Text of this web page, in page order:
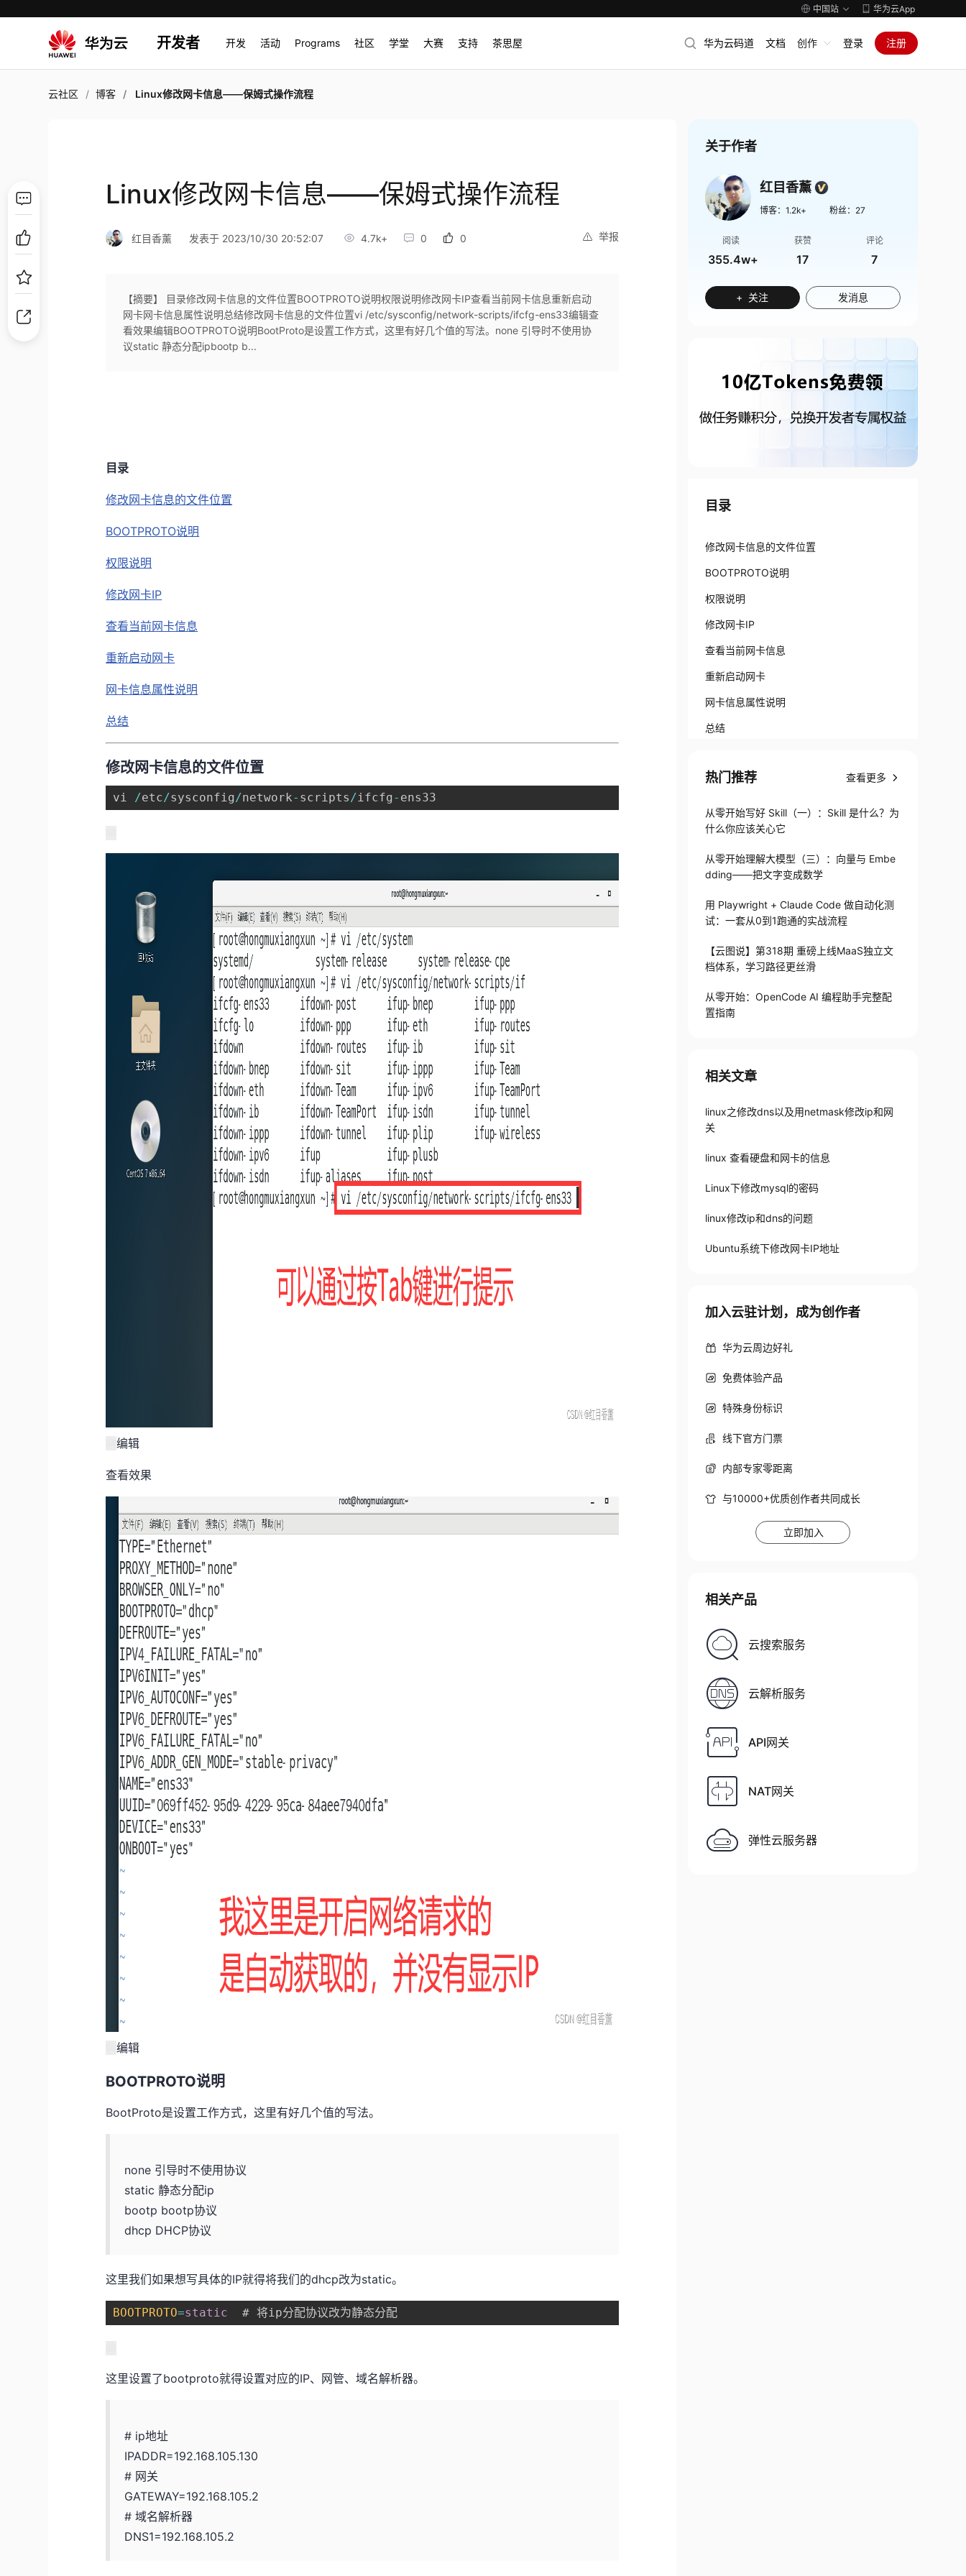
中国站 华为云App
开发者 开发 活动 Programs 社区 学堂 大赛 支持 茶思屋 华为云码道 文档 创作 登录 注册
云社区 博客 Linux修改网卡信息——保姆式操作流程
Linux修改网卡信息——保姆式操作流程
举报
红目香薰 发表于 2023/10/30 20:52:07 4.7k+ 0 0
【摘要】 ​目录修改网卡信息的文件位置BOOTPROTO说明权限说明修改网卡IP查看当前网卡信息重新启动
网卡网卡信息属性说明总结修改网卡信息的文件位置vi /etc/sysconfig/network-scripts/ifcfg-ens33​编辑查
看效果​编辑BOOTPROTO说明BootProto是设置工作方式，这里有好几个值的写法。none 引导时不使用协
议static 静态分配ipbootp b...
目录
修改网卡信息的文件位置
BOOTPROTO说明
权限说明
修改网卡IP
查看当前网卡信息
重新启动网卡
网卡信息属性说明
总结
修改网卡信息的文件位置
vi /etc/sysconfig/network- scripts/ifcfg - ens33
编辑
查看效果
编辑
BOOTPROTO说明
BootProto是设置工作方式，这里有好几个值的写法。
none 引导时不使用协议
static 静态分配ip
bootp bootp协议
dhcp DHCP协议
这里我们如果想写具体的IP就得将我们的dhcp改为static。
BOOTPROTO=static
  # 将ip分配协议改为静态分配
这里设置了bootproto就得设置对应的IP、网管、域名解析器。
# ip地址
IPADDR=192.168.105.130
# 网关
GATEWAY=192.168.105.2
# 域名解析器
DNS1=192.168.105.2
关于作者
红目香薰
博客： 1.2k+ 粉丝： 27
阅读
355.4w+
获赞
17
评论
7
+ 关注 发消息
目录
修改网卡信息的文件位置
BOOTPROTO说明
权限说明
修改网卡IP
查看当前网卡信息
重新启动网卡
网卡信息属性说明
总结
热门推荐 查看更多
从零开始写好 Skill（一）：Skill 是什么？为
什么你应该关心它
从零开始理解大模型（三）：向量与 Embe
dding——把文字变成数学
用 Playwright + Claude Code 做自动化测
试：一套从0到1跑通的实战流程
【云图说】第318期 重磅上线MaaS独立文
档体系，学习路径更丝滑
从零开始：OpenCode AI 编程助手完整配
置指南
相关文章
linux之修改dns以及用netmask修改ip和网
关
linux 查看硬盘和网卡的信息
Linux下修改mysql的密码
linux修改ip和dns的问题
Ubuntu系统下修改网卡IP地址
加入云驻计划，成为创作者
华为云周边好礼
免费体验产品
特殊身份标识
线下官方门票
内部专家零距离
与10000+优质创作者共同成长
立即加入
相关产品
云搜索服务
云解析服务
API网关
NAT网关
弹性云服务器